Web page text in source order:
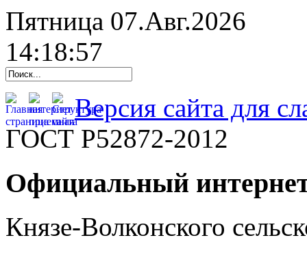
Пятница 07.Авг.2026
14:18:58
Версия сайта для
ГОСТ Р52872-2012
Официальный
Князе-Волконского